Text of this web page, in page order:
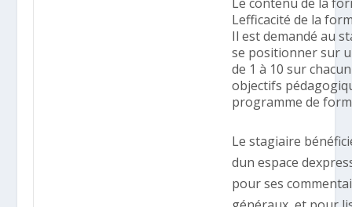
Lefficacité de la
Il est demandé au
se positionner sur
de 1 à 10 sur
objectifs
programme de
Le stagiaire
dun espace
pour ses